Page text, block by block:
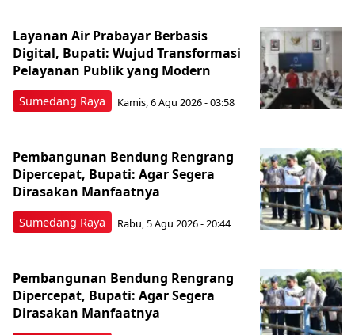
Sumedang Raya
Layanan Air Prabayar Berbasis
Digital, Bupati: Wujud Transformasi
Pelayanan Publik yang Modern
Kamis, 6 Agu 2026 - 03:58
Sumedang Raya
Pembangunan Bendung Rengrang
Dipercepat, Bupati: Agar Segera
Dirasakan Manfaatnya
Rabu, 5 Agu 2026 - 20:44
Pembangunan Bendung Rengrang
Dipercepat, Bupati: Agar Segera
Dirasakan Manfaatnya